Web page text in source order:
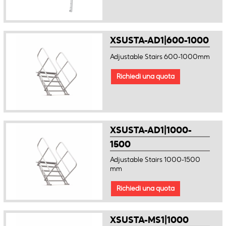
XSUSTA-AD1|600-1000
Adjustable Stairs 600-1000mm
Richiedi una quota
XSUSTA-AD1|1000-
1500
Adjustable Stairs 1000-1500
mm
Richiedi una quota
XSUSTA-MS1|1000